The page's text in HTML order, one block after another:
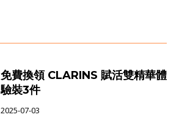
免費換領 CLARINS 賦活雙精華體
驗裝3件
2025-07-03